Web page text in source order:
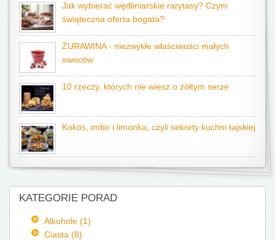
Jak wybierać wędliniarskie rarytasy? Czym
świąteczna oferta bogata?
ŻURAWINA - niezwykłe właściwości małych
owoców
10 rzeczy, których nie wiesz o żółtym serze
Kokos, imbir i limonka, czyli sekrety kuchni tajskiej
KATEGORIE PORAD
Alkohole (1)
Ciasta (8)